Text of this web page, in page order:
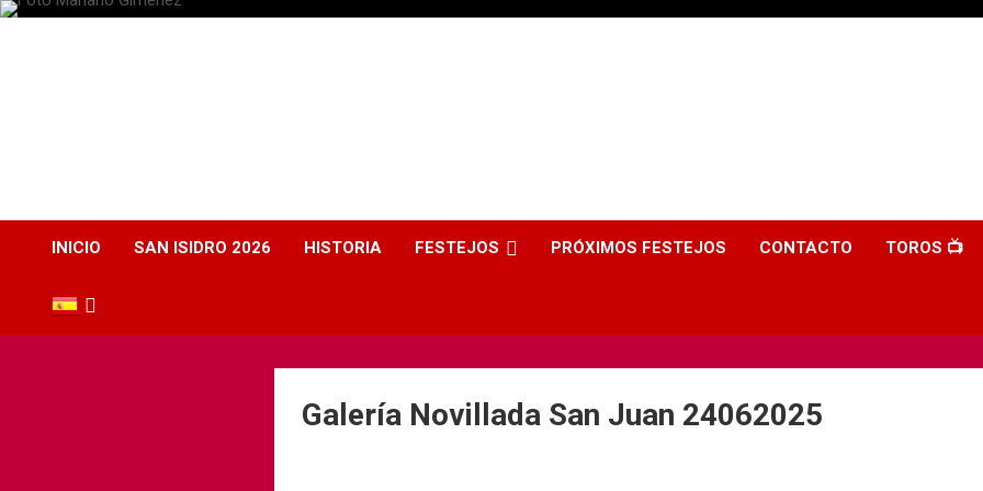
INICIO SAN ISIDRO 2026 HISTORIA FESTEJOS PRÓXIMOS FESTEJOS CONTACTO TOROS 📺
Galería Novillada San Juan 24062025